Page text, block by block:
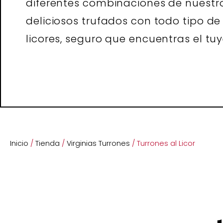
diferentes combinaciones de
deliciosos trufados con todo tipo de
licores, seguro que encuentras el
Inicio / Tienda / Virginias Turrones / Turrones al Licor